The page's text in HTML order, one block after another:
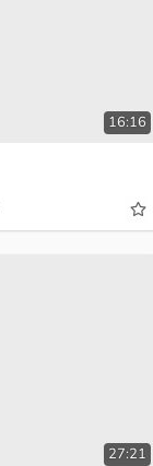
16:16
27:21